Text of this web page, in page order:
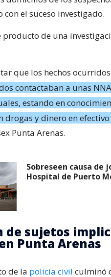
el suceso investigado.
producto de una
que los hechos
contactaban a unas
estando en
drogas y dinero en efectivo
Punta Arenas.
Sobreseen causa de
Hospital de Puerto
de sujetos
Punta Arenas
de la policía civil culminó